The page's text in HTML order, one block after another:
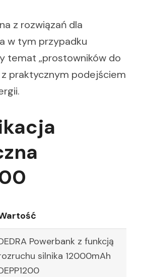
z rozwiązań dla
w tym przypadku
temat „prostowników do
praktycznym podejściem
Powerbank z funkcją
silnika 12000mAh